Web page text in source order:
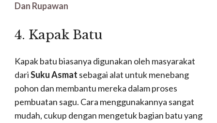
Dan Rupawan
4. Kapak Batu
Kapak batu biasanya digunakan oleh masyarakat
dariSuku Asmat sebagai alat untuk menebang
pohon dan membantu mereka dalam proses
pembuatan sagu. Cara menggunakannya sangat
mudah, cukup dengan mengetuk bagian batu yang